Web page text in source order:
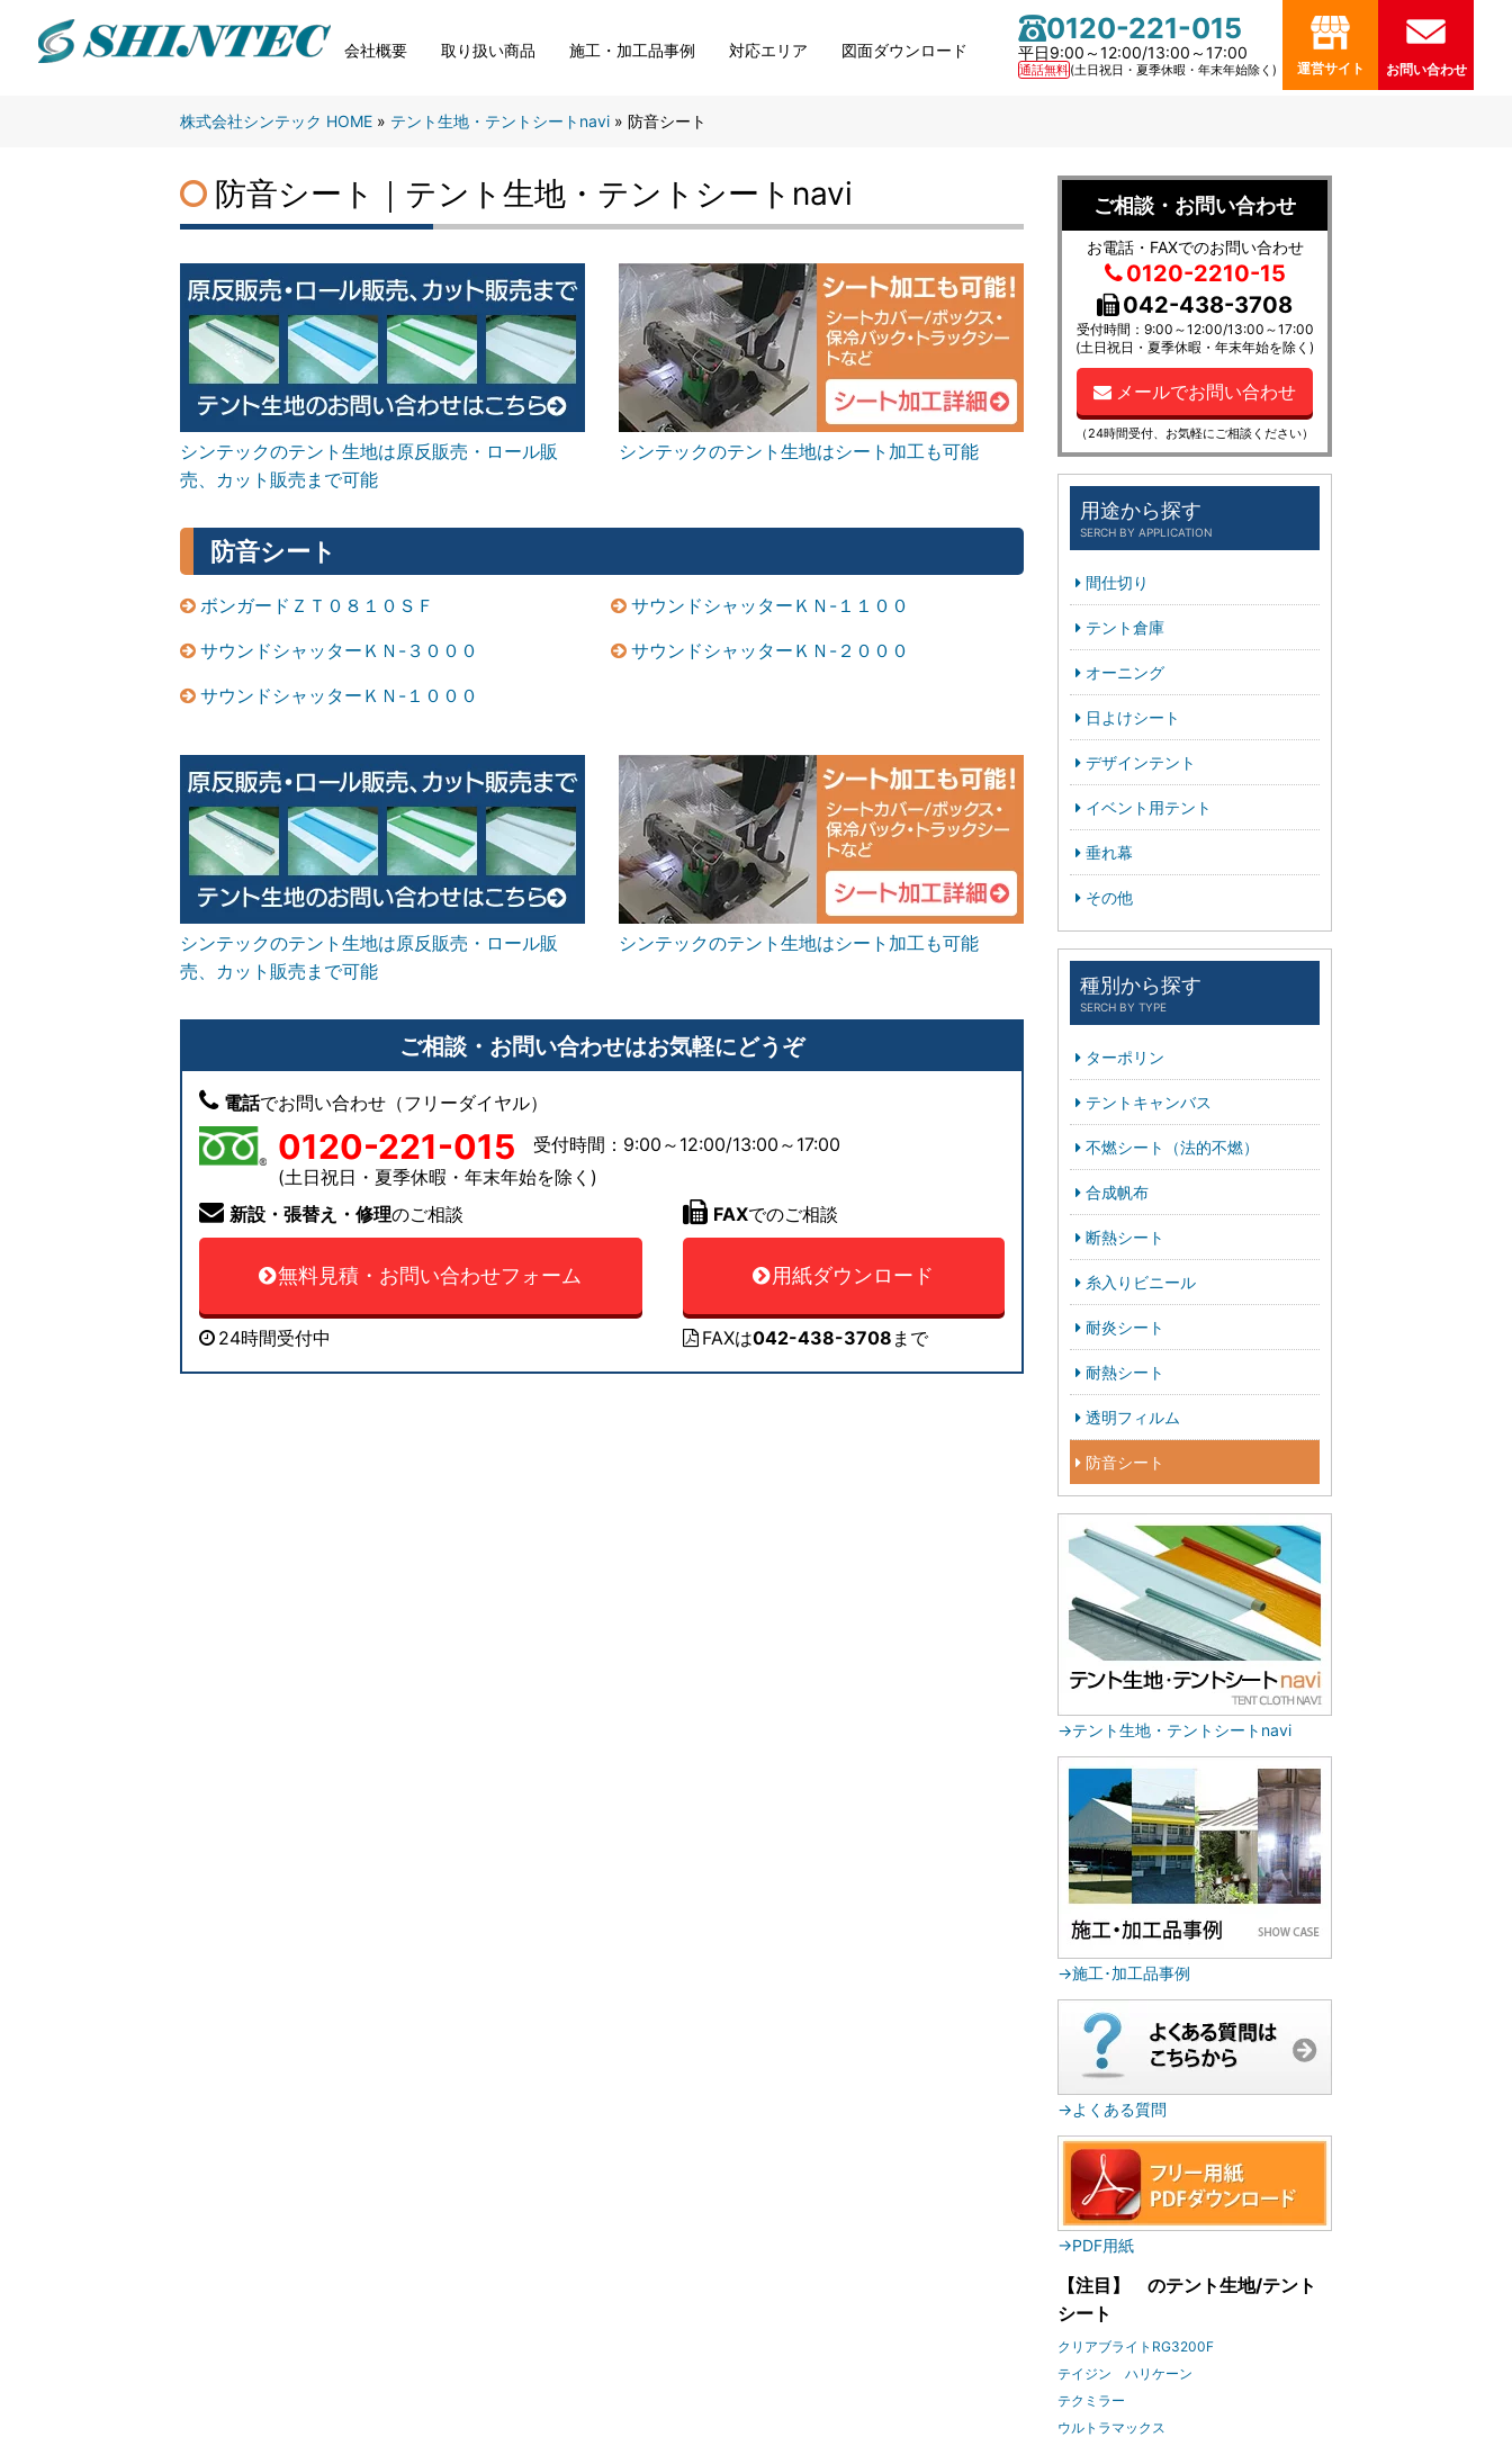
株
式
社
テ
ッ
ク
S
H
I
N
T
E
C
C
O
A
I
W
E
B
S
I
T
E
会社概要 取り扱い商品 施工・加工品事例 対応エリア 図面ダウンロード
0120-221-015
平日9:00～12:00/13:00～17:00
通話無料(土日祝日・夏季休暇・年末年始除く) 運営サイト お問い合わせ
株式会社シンテック HOME » テント生地・テントシートnavi » 防音シート
防音シート｜テント生地・テントシートnavi
シンテックのテント生地は原反販売・ロール販
売、カット販売まで可能
シンテックのテント生地はシート加工も可能
防音シート
ボンガードＺＴ０８１０ＳＦ
サウンドシャッターＫＮ-１１００
サウンドシャッターＫＮ-３０００
サウンドシャッターＫＮ-２０００
サウンドシャッターＫＮ-１０００
シンテックのテント生地は原反販売・ロール販
売、カット販売まで可能
シンテックのテント生地はシート加工も可能
ご相談・お問い合わせはお気軽にどうぞ
電話でお問い合わせ（フリーダイヤル）
0120-221-015
受付時間：9:00～12:00/13:00～17:00
(土日祝日・夏季休暇・年末年始を除く)
新設・張替え・修理のご相談
無料見積・お問い合わせフォーム
24時間受付中
FAXでのご相談
用紙ダウンロード
FAXは042-438-3708 まで
ご相談・お問い合わせ
お電話・FAXでのお問い合わせ
0120-2210-15
042-438-3708
受付時間：9:00～12:00/13:00～17:00
(土日祝日・夏季休暇・年末年始を除く)
メールでお問い合わせ
（24時間受付、お気軽にご相談ください）
用途から探す
SERCH BY APPLICATION
間仕切り
テント倉庫
オーニング
日よけシート
デザインテント
イベント用テント
垂れ幕
その他
種別から探す
SERCH BY TYPE
ターポリン
テントキャンバス
不燃シート（法的不燃）
合成帆布
断熱シート
糸入りビニール
耐炎シート
耐熱シート
透明フィルム
防音シート
→テント生地・テントシートnavi
→施工･加工品事例
→よくある質問
→PDF用紙
【注目】 のテント生地/テント
シート
クリアブライトRG3200F
テイジン ハリケーン
テクミラー
ウルトラマックス